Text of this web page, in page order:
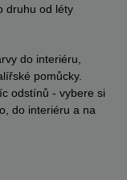
druhu od léty
do interiéru,
pomůcky.
odstínů - vybere si
do interiéru a na